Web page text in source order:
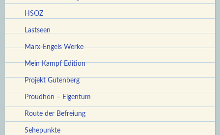
HSOZ
Lastseen
Marx-Engels Werke
Mein Kampf Edition
Projekt Gutenberg
Proudhon – Eigentum
Route der Befreiung
Sehepunkte